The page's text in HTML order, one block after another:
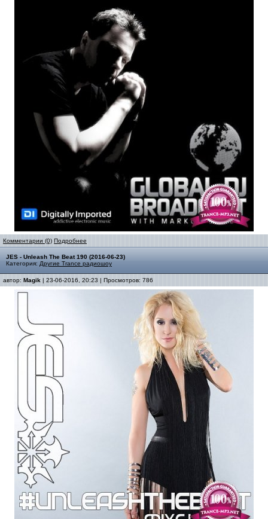
Комментарии (0) Подробнее
JES - Unleash The Beat 190 (2016-06-23)
Категория: Другие Trance радиошоу
автор: Magik | 23-06-2016, 20:23 | Просмотров: 786